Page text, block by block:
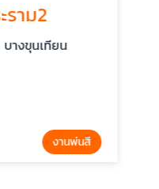
ยน
งานพ่นสี